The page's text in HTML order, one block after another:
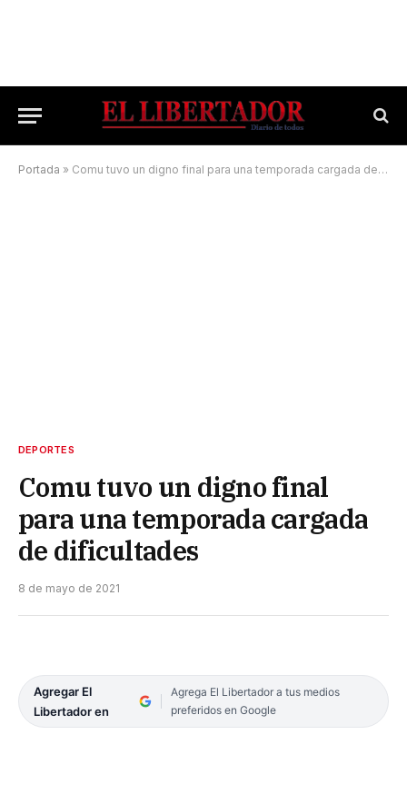
Portada » Comu tuvo un digno final para una temporada cargada de dificultades
DEPORTES
Comu tuvo un digno final
para una temporada cargada
de dificultades
8 de mayo de 2021
Agregar El
Libertador en
Agrega El Libertador a tus medios
preferidos en Google